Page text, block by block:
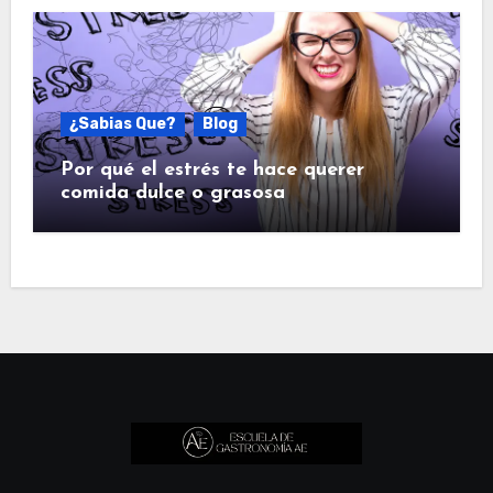
¿Sabias Que? Blog
Por qué el estrés te hace querer
comida dulce o grasosa